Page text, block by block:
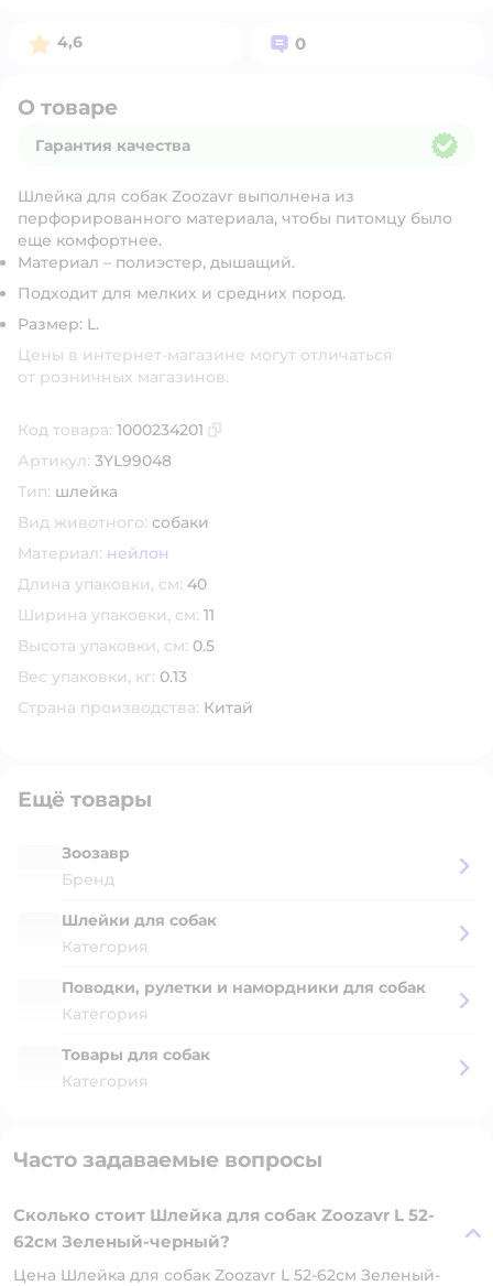
Рейтинг:
4,6 Вопросов:
0
О товаре
Гарантия качества
Шлейка для собак Zoozavr выполнена из
перфорированного материала, чтобы питомцу было
еще комфортнее.
Материал – полиэстер, дышащий.
Подходит для мелких и средних пород.
Размер: L.
Цены в интернет-магазине могут отличаться
от розничных магазинов.
Код товара: 1000234201
Артикул: 3YL99048
Тип: шлейка
Вид животного: собаки
Материал: нейлон
Длина упаковки, см: 40
Ширина упаковки, см: 11
Высота упаковки, см: 0.5
Вес упаковки, кг: 0.13
Страна производства: Китай
Ещё товары
Зоозавр
Бренд
Шлейки для собак
Категория
Поводки, рулетки и намордники для собак
Категория
Товары для собак
Категория
Часто задаваемые вопросы
Сколько стоит Шлейка для собак Zoozavr L 52-
62см Зеленый-черный?
Цена Шлейка для собак Zoozavr L 52-62см Зеленый-